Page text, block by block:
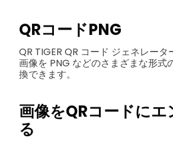
QRコードPNG
QR TIGER QR コード ジェネレータ
画像を PNG などのさまざまな形式
換できます。
画像をQRコードに
る